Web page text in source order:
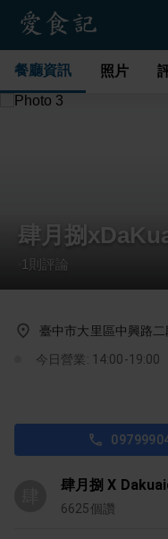
餐廳資訊 照片
肆月捌
1 則評論
臺中市大里區中興路
今日營業: 14:00-19:00
肆月捌 X
6625個讚